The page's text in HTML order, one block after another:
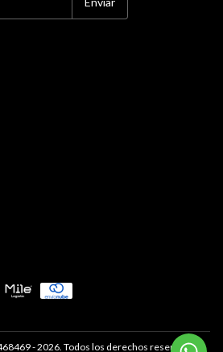
- 2026. Todos los derechos reservados.